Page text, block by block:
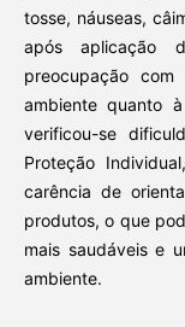
tosse, náuseas,
após aplicação
preocupação
ambiente quanto
verificou-se
Proteção
carência de
produtos, o que
mais saudáveis e
ambiente.